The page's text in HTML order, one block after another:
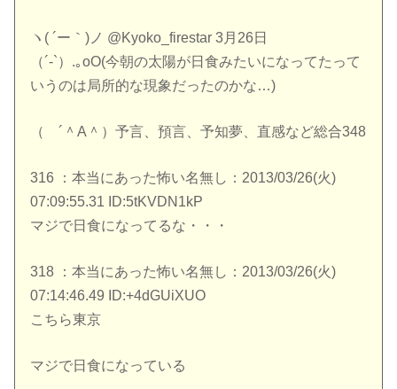
ヽ( ´ー｀)ノ @Kyoko_firestar 3月26日
（´-`）.｡oO(今朝の太陽が日食みたいになってたって
いうのは局所的な現象だったのかな…)
（ ´＾A＾）予言、預言、予知夢、直感など総合348
316 ：本当にあった怖い名無し：2013/03/26(火)
07:09:55.31 ID:5tKVDN1kP
マジで日食になってるな・・・
318 ：本当にあった怖い名無し：2013/03/26(火)
07:14:46.49 ID:+4dGUiXUO
こちら東京
マジで日食になっている